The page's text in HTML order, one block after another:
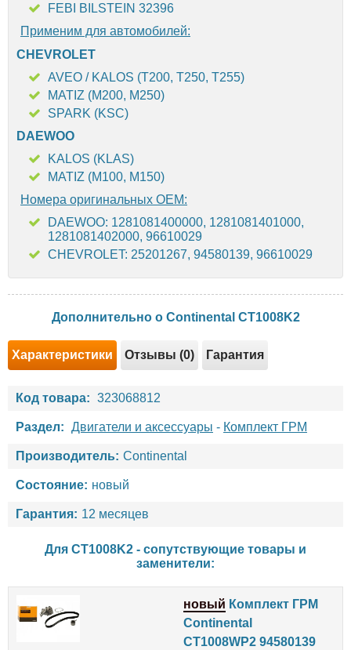
FEBI BILSTEIN 32396
Применим для автомобилей:
CHEVROLET
AVEO / KALOS (T200, T250, T255)
MATIZ (M200, M250)
SPARK (KSC)
DAEWOO
KALOS (KLAS)
MATIZ (M100, M150)
Номера оригинальных OEM:
DAEWOO: 1281081400000, 1281081401000,
1281081402000, 96610029
CHEVROLET: 25201267, 94580139, 96610029
Дополнительно о Continental CT1008K2
Характеристики Отзывы (0) Гарантия
Код товара: 323068812
Раздел: Двигатели и аксессуары - Комплект ГРМ
Производитель: Continental
Состояние: новый
Гарантия: 12 месяцев
Для CT1008K2 - сопутствующие товары и
заменители:
новый Комплект ГРМ
Continental
CT1008WP2 94580139